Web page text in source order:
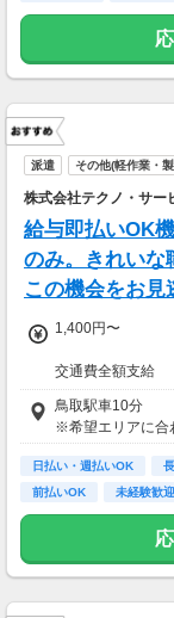
派遣 その他(軽作業・
株式会社テクノ・サー
給与即払いOK
のみ。きれいな
この機会をお見
1,400円〜
交通費全額支給
即払い制度有
鳥取駅車10分
※希望エリアに合
日払い・週払いOK
前払いOK
未経験歓迎